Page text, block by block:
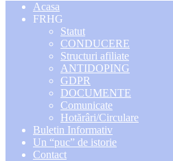
Acasa
FRHG
Statut
CONDUCERE
Structuri afiliate
ANTIDOPING
GDPR
DOCUMENTE
Comunicate
Hotărâri/Circulare
Buletin Informativ
Un “puc” de istorie
Contact